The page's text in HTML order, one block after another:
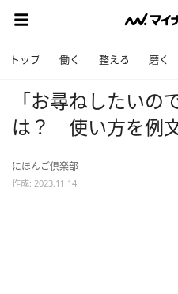
トップ 働く 整える 磨く
「お尋ねしたいの
は？ 使い方を例
にほんご倶楽部
作成: 2023.11.14